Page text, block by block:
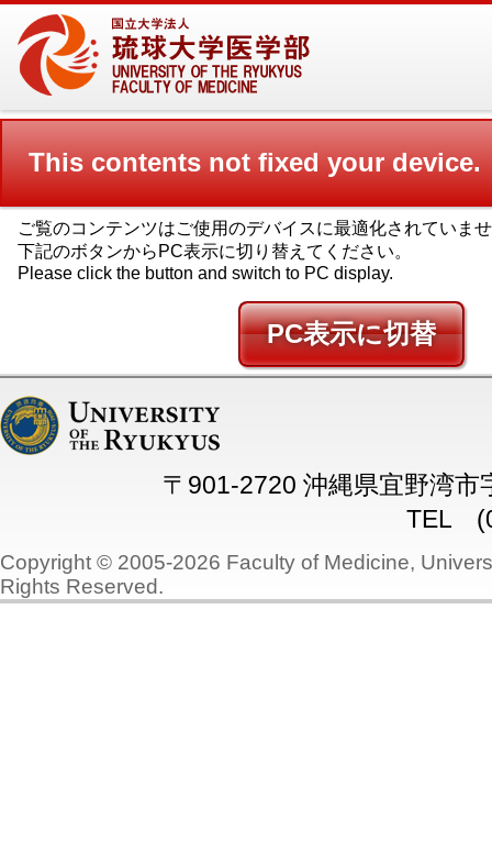
This contents not fixed your device.
ご覧のコンテンツはご使用のデバイスに最適化されていま
下記のボタンからPC表示に切り替えてください。
Please click the button and switch to PC display.
PC
〒901-2720 沖縄県宜野湾市
TEL
Copyright © 2005-2026 Faculty of Medicine,
Rights Reserved.